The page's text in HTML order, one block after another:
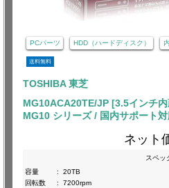
PCパーツ HDD（ハードディスク）
送料無料
TOSHIBA 東芝
MG10ACA20TE/JP [3.5インチ
MG10 シリーズ / 国内サポート
ネット
スペッ
容量
:
20TB
回転数
:
7200rpm